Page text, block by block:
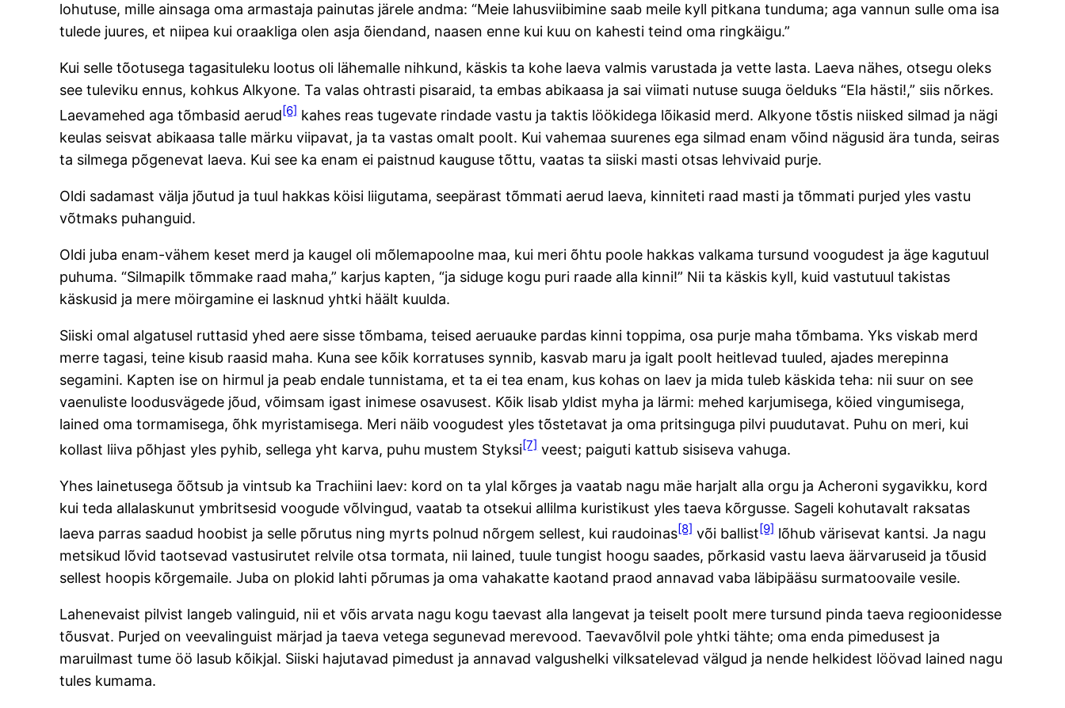
lohutuse, mille ainsaga oma armastaja painutas järele andma: “Meie lahusviibimine saab meile kyll pitkana tunduma; aga vannun sulle oma isa
tulede juures, et niipea kui oraakliga olen asja õiendand, naasen enne kui kuu on kahesti teind oma ringkäigu.”
Kui selle tõotusega tagasituleku lootus oli lähemalle nihkund, käskis ta kohe laeva valmis varustada ja vette lasta. Laeva nähes, otsegu oleks
see tuleviku ennus, kohkus Alkyone. Ta valas ohtrasti pisaraid, ta embas abikaasa ja sai viimati nutuse suuga öelduks “Ela hästi!,” siis nõrkes.
Laevamehed aga tõmbasid aerud [6]kahes reas tugevate rindade vastu ja taktis löökidega lõikasid merd. Alkyone tõstis niisked silmad ja nägi
keulas seisvat abikaasa talle märku viipavat, ja ta vastas omalt poolt. Kui vahemaa suurenes ega silmad enam võind nägusid ära tunda, seiras
ta silmega põgenevat laeva. Kui see ka enam ei paistnud kauguse tõttu, vaatas ta siiski masti otsas lehvivaid purje.
Oldi sadamast välja jõutud ja tuul hakkas köisi liigutama, seepärast tõmmati aerud laeva, kinniteti raad masti ja tõmmati purjed yles vastu
võtmaks puhanguid.
Oldi juba enam-vähem keset merd ja kaugel oli mõlemapoolne maa, kui meri õhtu poole hakkas valkama tursund voogudest ja äge kagutuul
puhuma. “Silmapilk tõmmake raad maha,” karjus kapten, “ja siduge kogu puri raade alla kinni!” Nii ta käskis kyll, kuid vastutuul takistas
käskusid ja mere möirgamine ei lasknud yhtki häält kuulda.
Siiski omal algatusel ruttasid yhed aere sisse tõmbama, teised aeruauke pardas kinni toppima, osa purje maha tõmbama. Yks viskab merd
merre tagasi, teine kisub raasid maha. Kuna see kõik korratuses synnib, kasvab maru ja igalt poolt heitlevad tuuled, ajades merepinna
segamini. Kapten ise on hirmul ja peab endale tunnistama, et ta ei tea enam, kus kohas on laev ja mida tuleb käskida teha: nii suur on see
vaenuliste loodusvägede jõud, võimsam igast inimese osavusest. Kõik lisab yldist myha ja lärmi: mehed karjumisega, köied vingumisega,
lained oma tormamisega, õhk myristamisega. Meri näib voogudest yles tõstetavat ja oma pritsinguga pilvi puudutavat. Puhu on meri, kui
kollast liiva põhjast yles pyhib, sellega yht karva, puhu mustem Styksi[7]veest; paiguti kattub sisiseva vahuga.
Yhes lainetusega õõtsub ja vintsub ka Trachiini laev: kord on ta ylal kõrges ja vaatab nagu mäe harjalt alla orgu ja Acheroni sygavikku, kord
kui teda allalaskunut ymbritsesid voogude võlvingud, vaatab ta otsekui allilma kuristikust yles taeva kõrgusse. Sageli kohutavalt raksatas
laeva parras saadud hoobist ja selle põrutus ning myrts polnud nõrgem sellest, kui raudoinas[8]või ballist [9]lõhub värisevat kantsi. Ja nagu
metsikud lõvid taotsevad vastusirutet relvile otsa tormata, nii lained, tuule tungist hoogu saades, põrkasid vastu laeva äärvaruseid ja tõusid
sellest hoopis kõrgemaile. Juba on plokid lahti põrumas ja oma vahakatte kaotand praod annavad vaba läbipääsu surmatoovaile vesile.
Lahenevaist pilvist langeb valinguid, nii et võis arvata nagu kogu taevast alla langevat ja teiselt poolt mere tursund pinda taeva regioonidesse
tõusvat. Purjed on veevalinguist märjad ja taeva vetega segunevad merevood. Taevavõlvil pole yhtki tähte; oma enda pimedusest ja
maruilmast tume öö lasub kõikjal. Siiski hajutavad pimedust ja annavad valgushelki vilksatelevad välgud ja nende helkidest löövad lained nagu
tules kumama.